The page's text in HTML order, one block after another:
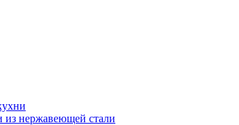
нержавеющей стали